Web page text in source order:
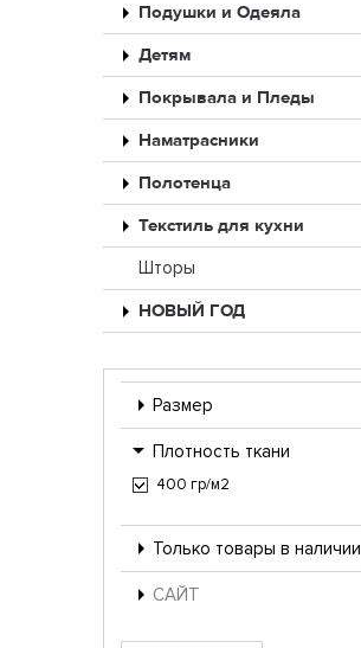
Подушки и Одеяла
Детям
Покрывала и Пледы
Наматрасники
Полотенца
Текстиль для кухни
Шторы
НОВЫЙ ГОД
Размер
Плотность ткани
400 гр/м2
Только товары в наличии
САЙТ